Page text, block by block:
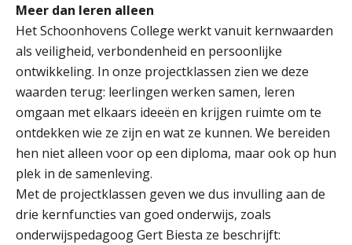
Meer dan leren alleen
Het Schoonhovens College werkt vanuit kernwaarden
als veiligheid, verbondenheid en persoonlijke
ontwikkeling. In onze projectklassen zien we deze
waarden terug: leerlingen werken samen, leren
omgaan met elkaars ideeën en krijgen ruimte om te
ontdekken wie ze zijn en wat ze kunnen. We bereiden
hen niet alleen voor op een diploma, maar ook op hun
plek in de samenleving.
Met de projectklassen geven we dus invulling aan de
drie kernfuncties van goed onderwijs, zoals
onderwijspedagoog Gert Biesta ze beschrijft: